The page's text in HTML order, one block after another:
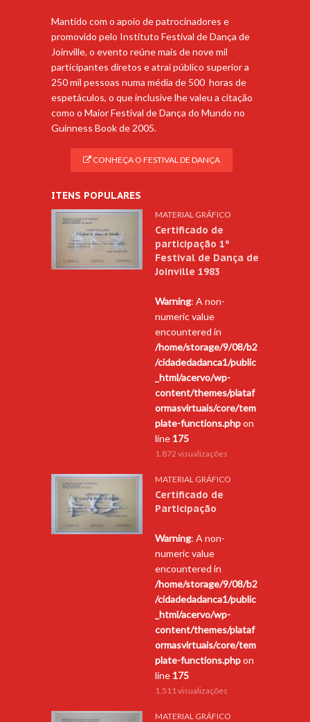
Mantido com o apoio de patrocinadores e
promovido pelo Instituto Festival de Dança de
Joinville, o evento reúne mais de nove mil
participantes diretos e atrai público superior a
250 mil pessoas numa média de 500 horas de
espetáculos, o que inclusive lhe valeu a citação
como o Maior Festival de Dança do Mundo no
Guinness Book de 2005.
CONHEÇA O FESTIVAL DE DANÇA
ITENS POPULARES
MATERIAL GRÁFICO
Certificado de
participação 1º
Festival de Dança de
Joinville 1983
Warning: A non-
numeric value
encountered in
/home/storage/9/08/b2
/cidadedadanca1/public
_html/acervo/wp-
content/themes/plataf
ormasvirtuais/core/tem
plate-functions.phpon
line 175
1.872 visualizações
MATERIAL GRÁFICO
Certificado de
Participação
Warning: A non-
numeric value
encountered in
/home/storage/9/08/b2
/cidadedadanca1/public
_html/acervo/wp-
content/themes/plataf
ormasvirtuais/core/tem
plate-functions.phpon
line 175
1.511 visualizações
MATERIAL GRÁFICO